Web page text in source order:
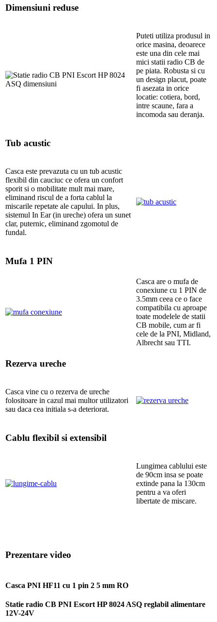
Dimensiuni reduse
Puteti utiliza produsul in
orice masina, deoarece
este una din cele mai
mici statii radio CB de
pe piata. Robusta si cu
un design placut, poate
fi asezata in orice
locatie: cotiera, bord,
intre scaune, fara a
incomoda sau deranja.
Tub acustic
Casca este prevazuta cu un tub acustic
flexibil din cauciuc ce ofera un confort
sporit si o mobilitate mult mai mare,
eliminand riscul de a forta cablul la
miscarile repetate ale capului. In plus,
sistemul In Ear (in ureche) ofera un sunet
clar, puternic, eliminand zgomotul de
fundal.
Mufa 1 PIN
Casca are o mufa de
conexiune cu 1 PIN de
3.5mm ceea ce o face
compatibila cu aproape
toate modelele de statii
CB mobile, cum ar fi
cele de la PNI, Midland,
Albrecht sau TTI.
Rezerva ureche
Casca vine cu o rezerva de ureche
folositoare in cazul mai multor utilizatori
sau daca cea initiala s-a deteriorat.
Cablu flexibil si extensibil
Lungimea cablului este
de 90cm insa se poate
extinde pana la 130cm
pentru a va oferi
libertate de miscare.
Prezentare video
Casca PNI HF11 cu 1 pin 2 5 mm RO
Statie radio CB PNI Escort HP 8024 ASQ reglabil alimentare
12V-24V